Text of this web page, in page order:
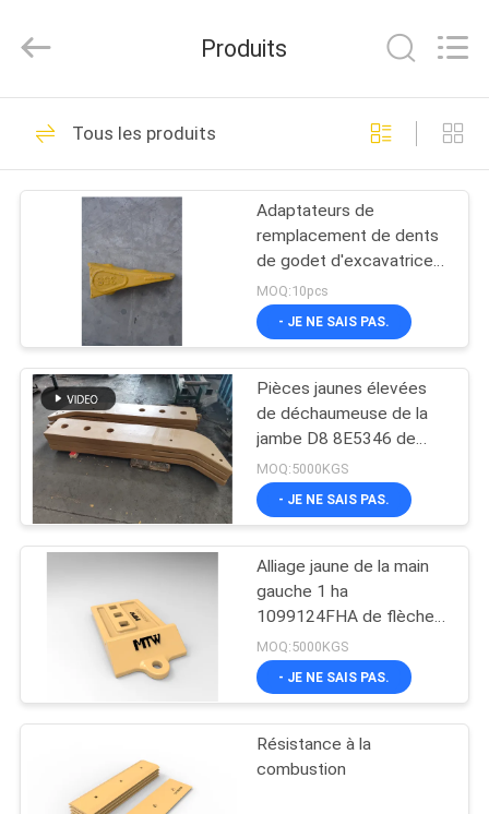
MAISON
PRODUITS
VIDÉOS
SUJET
DE
NOUS
VISITE
D'USINE
CONTRÔLE
QUALITÉ
CONTACTEZ-
NOUS
WEAR
PARTS
All
Reserved.
Tranchants de
bouteur et peu
d'extrémité
49
Tranchants de
chargeur
26
Blades et
superpositions de
classeurs
Produits
Tous les produits
Adaptateurs de
remplacement de dents
de godet d'excavatrice
35S 2,7 kg
MOQ:10pcs
- JE NE SAIS PAS.
Pièces jaunes élevées
de déchaumeuse de la
jambe D8 8E5346 de
ripper de Spéc.
MOQ:5000KGS
- JE NE SAIS PAS.
Alliage jaune de la main
gauche 1 ha
1099124FHA de flèche
de fonte de centre demi
MOQ:5000KGS
- JE NE SAIS PAS.
Résistance à la
combustion